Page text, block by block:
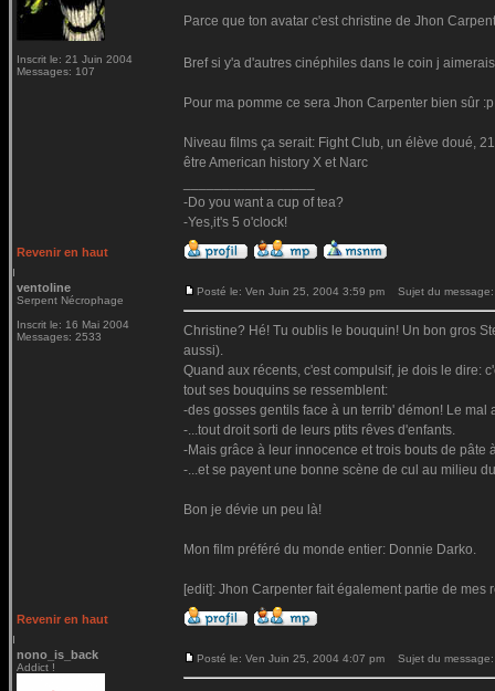
Inscrit le: 21 Juin 2004
Messages: 107
Parce que ton avatar c'est christine de Jhon
Bref si y'a d'autres cinéphiles dans le coin j
Pour ma pomme ce sera Jhon Carpenter bien sûr
Niveau films ça serait: Fight Club, un élève doué,
être American history X et Narc
-Do you want a cup of tea?
-Yes,it's 5 o'clock!
Revenir en haut
ventoline
Serpent Nécrophage
Inscrit le: 16 Mai 2004
Messages: 2533
Posté le: Ven Juin 25, 2004 3:59 pm Sujet du message:
Christine? Hé! Tu oublis le bouquin! Un bon gros
aussi).
Quand aux récents, c'est compulsif, je dois le dire:
tout ses bouquins se ressemblent:
-des gosses gentils face à un terrib' démon! Le mal
-...tout droit sorti de leurs ptits rêves d'enfants.
-Mais grâce à leur innocence et trois bouts de pâte
-...et se payent une bonne scène de cul au milieu
Bon je dévie un peu là!
Mon film préféré du monde entier: Donnie Darko.
[edit]: Jhon Carpenter fait également partie de
Revenir en haut
nono_is_back
Addict !
Posté le: Ven Juin 25, 2004 4:07 pm Sujet du message: